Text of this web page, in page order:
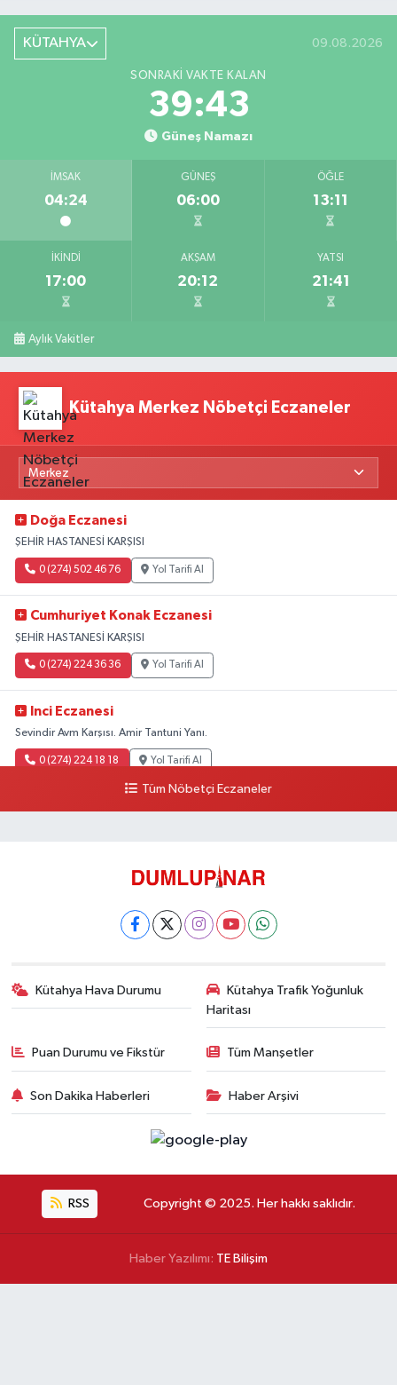
KÜTAHYA 09.08.2026
SONRAKI VAKTE KALAN
39:42
Güneş Namazı
İMSAK
04:24
GÜNEŞ
06:00
ÖĞLE
13:11
İKINDI
17:00
AKŞAM
20:12
YATSI
21:41
Aylık Vakitler
Kütahya Merkez Nöbetçi Eczaneler
Doğa Eczanesi
ŞEHİR HASTANESİ KARŞISI
0 (274) 502 46 76 Yol Tarifi Al
Cumhuriyet Konak Eczanesi
ŞEHİR HASTANESİ KARŞISI
0 (274) 224 36 36 Yol Tarifi Al
Inci Eczanesi
Sevindir Avm Karşısı. Amir Tantuni Yanı.
0 (274) 224 18 18 Yol Tarifi Al
Tüm Nöbetçi Eczaneler
Kütahya Hava Durumu
Kütahya Trafik Yoğunluk
Haritası
Puan Durumu ve Fikstür Tüm Manşetler
Son Dakika Haberleri Haber Arşivi
RSS Copyright © 2025. Her hakkı saklıdır.
Haber Yazılımı: TE Bilişim